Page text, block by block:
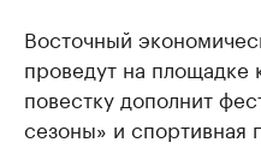
Восточный
проведут на
повестку дополнит
сезоны» и спортивная